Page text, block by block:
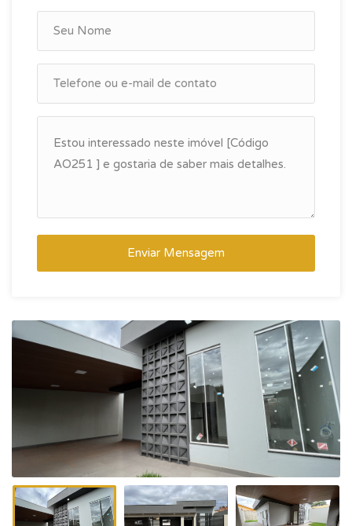
Enviar Mensagem